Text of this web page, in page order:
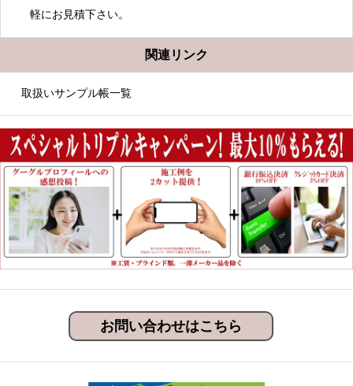
軽にお見積下さい。
関連リンク
取扱いサンプル帳一覧
お問い合わせはこちら